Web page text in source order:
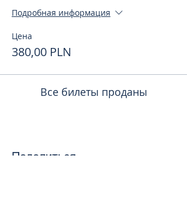
Подробная информация
Цена
380,00 PLN
Все билеты проданы
Поделиться